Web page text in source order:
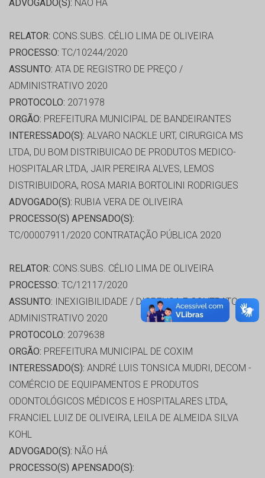
ADVOGADO(S): NÃO HÁ
RELATOR: CONS.SUBS. CÉLIO LIMA DE OLIVEIRA
PROCESSO: TC/10244/2020
ASSUNTO: ATA DE REGISTRO DE PREÇO /
ADMINISTRATIVO 2020
PROTOCOLO: 2071978
ORGÃO: PREFEITURA MUNICIPAL DE BANDEIRANTES
INTERESSADO(S): ALVARO NACKLE URT, CIRURGICA MS
LTDA, DU BOM DISTRIBUICAO DE PRODUTOS MEDICO-
HOSPITALAR LTDA, JAIR PEREIRA ALVES, LEMOS
DISTRIBUIDORA, ROSA MARIA BORTOLINI RODRIGUES
ADVOGADO(S): RUBIA VERA DE OLIVEIRA
PROCESSO(S) APENSADO(S):
TC/00007911/2020 CONTRATAÇÃO PÚBLICA 2020
RELATOR: CONS.SUBS. CÉLIO LIMA DE OLIVEIRA
PROCESSO: TC/12117/2020
ASSUNTO: INEXIGIBILIDADE / DISPENSA E CONTRATO
ADMINISTRATIVO 2020
PROTOCOLO: 2079638
ORGÃO: PREFEITURA MUNICIPAL DE COXIM
INTERESSADO(S): ANDRÉ LUIS TONSICA MUDRI, DECOM -
COMÉRCIO DE EQUIPAMENTOS E PRODUTOS
ODONTOLÓGICOS MÉDICOS E HOSPITALARES LTDA,
FRANCIEL LUIZ DE OLIVEIRA, LEILA DE ALMEIDA SILVA
KOHL
ADVOGADO(S): NÃO HÁ
PROCESSO(S) APENSADO(S):